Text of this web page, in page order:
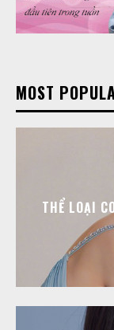
MOST
THỂ LOẠI